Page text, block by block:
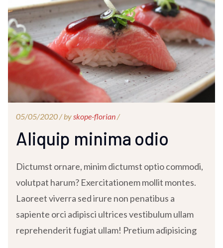
05/05/2020 /byskope-florian/
Aliquip minima odio
Dictumst ornare, minim dictumst optio commodi,
volutpat harum? Exercitationem mollit montes.
Laoreet viverra sed irure non penatibus a
sapiente orci adipisci ultrices vestibulum ullam
reprehenderit fugiat ullam! Pretium adipisicing